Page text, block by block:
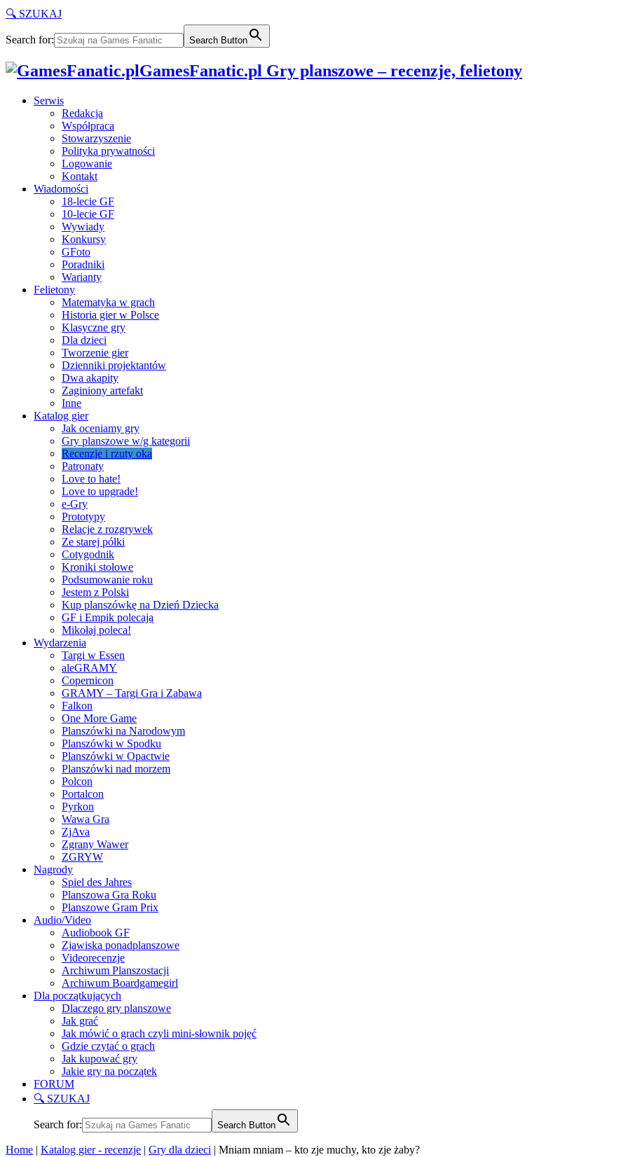
🔍 SZUKAJ
Search for: Search Button
GamesFanatic.pl Gry planszowe – recenzje, felietony
Serwis
Redakcja
Współpraca
Stowarzyszenie
Polityka prywatności
Logowanie
Kontakt
Wiadomości
18-lecie GF
10-lecie GF
Wywiady
Konkursy
GFoto
Poradniki
Warianty
Felietony
Matematyka w grach
Historia gier w Polsce
Klasyczne gry
Dla dzieci
Tworzenie gier
Dzienniki projektantów
Dwa akapity
Zaginiony artefakt
Inne
Katalog gier
Jak oceniamy gry
Gry planszowe w/g kategorii
Recenzje i rzuty oka
Patronaty
Love to hate!
Love to upgrade!
e-Gry
Prototypy
Relacje z rozgrywek
Ze starej półki
Cotygodnik
Kroniki stołowe
Podsumowanie roku
Jestem z Polski
Kup planszówkę na Dzień Dziecka
GF i Empik polecają
Mikołaj poleca!
Wydarzenia
Targi w Essen
aleGRAMY
Copernicon
GRAMY – Targi Gra i Zabawa
Falkon
One More Game
Planszówki na Narodowym
Planszówki w Spodku
Planszówki w Opactwie
Planszówki nad morzem
Polcon
Portalcon
Pyrkon
Wawa Gra
ZjAva
Zgrany Wawer
ZGRYW
Nagrody
Spiel des Jahres
Planszowa Gra Roku
Planszowe Gram Prix
Audio/Video
Audiobook GF
Zjawiska ponadplanszowe
Videorecenzje
Archiwum Planszostacji
Archiwum Boardgamegirl
Dla początkujących
Dlaczego gry planszowe
Jak grać
Jak mówić o grach czyli mini-słownik pojęć
Gdzie czytać o grach
Jak kupować gry
Jakie gry na początek
FORUM
🔍 SZUKAJ
Search for: Search Button
Home | Katalog gier - recenzje | Gry dla dzieci | Mniam mniam – kto zje muchy, kto zje żaby?